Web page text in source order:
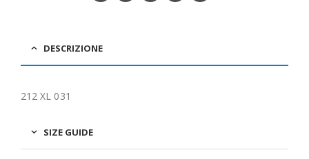
DESCRIZIONE
212 XL 031
SIZE GUIDE